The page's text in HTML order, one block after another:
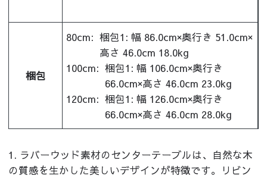
梱包
80cm: 梱包1: 幅 86.0cm×奥行き 51.0cm×
高さ 46.0cm 18.0kg
100cm: 梱包1: 幅 106.0cm×奥行き
66.0cm×高さ 46.0cm 23.0kg
120cm: 梱包1: 幅 126.0cm×奥行き
66.0cm×高さ 46.0cm 28.0kg
1. ラバーウッド素材のセンターテーブルは、自然な木
の質感を生かした美しいデザインが特徴です。リビン